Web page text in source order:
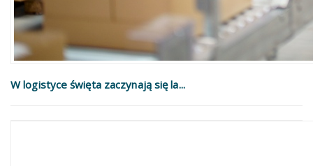
W logistyce święta zaczynają się la...